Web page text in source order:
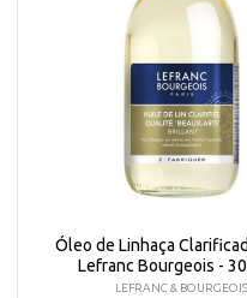
Óleo de Linhaça
Lefranc Bourgeois -
LEFRANC & BOURGEOIS